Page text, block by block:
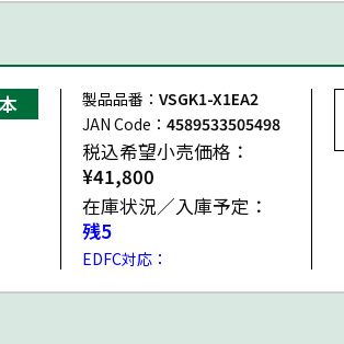
製品品番： VSGK1-X1EA2
JAN Code： 4589533505498
税込希望小売価格：
¥41,800
在庫状況／入庫予定：
残5
EDFC対応：